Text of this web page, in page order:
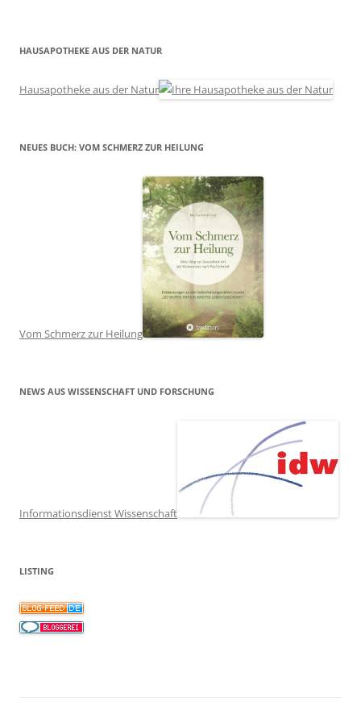
HAUSAPOTHEKE AUS DER NATUR
Hausapotheke aus der Natur
NEUES BUCH: VOM SCHMERZ ZUR HEILUNG
Vom Schmerz zur Heilung
NEWS AUS WISSENSCHAFT UND FORSCHUNG
Informationsdienst Wissenschaft
LISTING